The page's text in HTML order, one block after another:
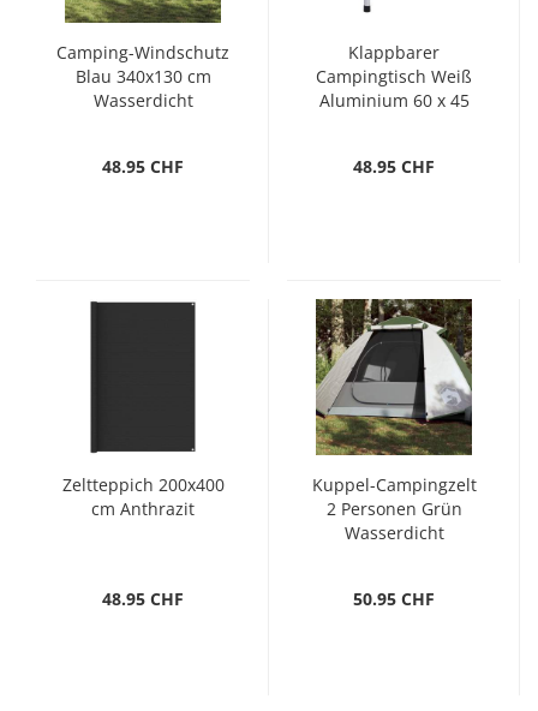
Camping-Windschutz
Blau 340x130 cm
Wasserdicht
48.95 CHF
Klappbarer
Campingtisch Weiß
Aluminium 60 x 45
48.95 CHF
Zeltteppich 200x400
cm Anthrazit
48.95 CHF
Kuppel-Campingzelt
2 Personen Grün
Wasserdicht
50.95 CHF